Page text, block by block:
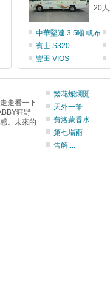
20
中華堅達 3.5噸 帆布
賓士 S320
豐田 VIOS
走看一下
狂野
。未來的
繁花燦爛開
天外一筆
費洛蒙香水
第七場雨
告解....